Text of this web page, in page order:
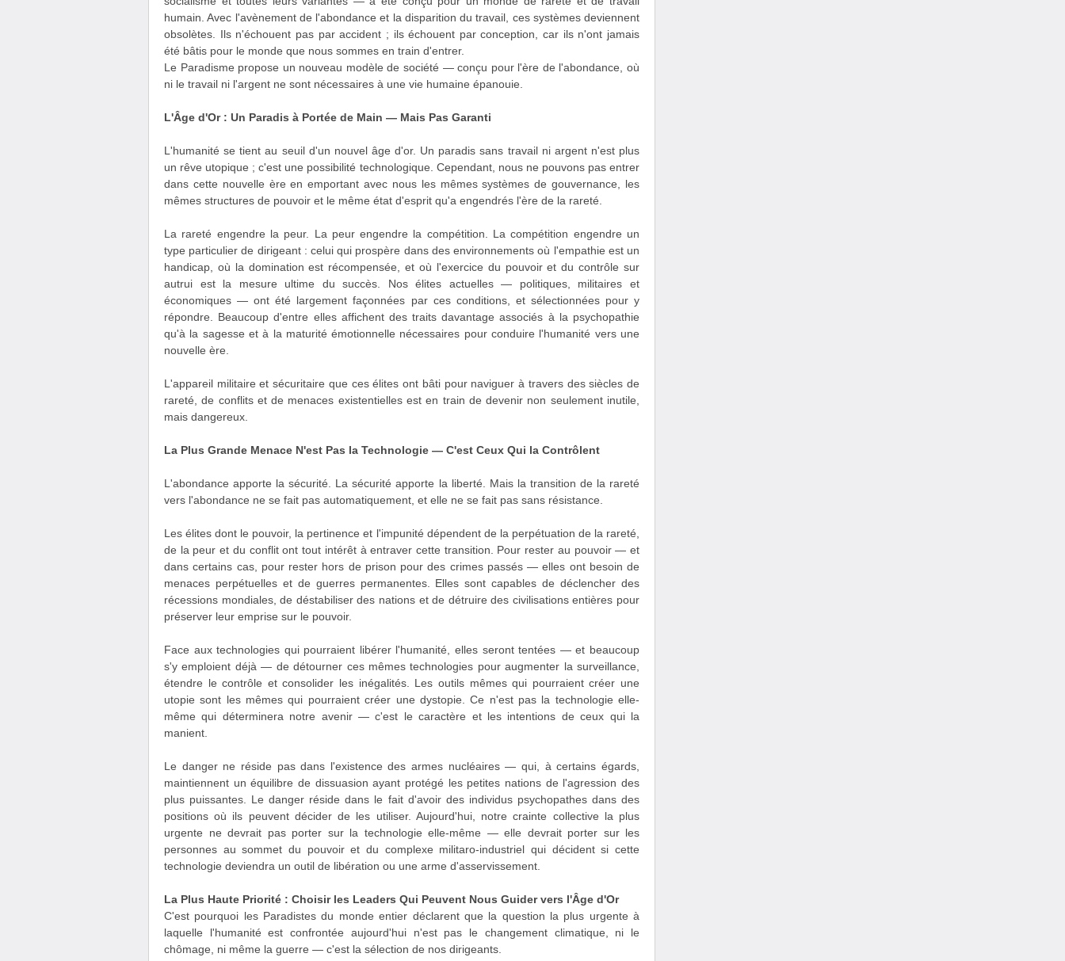
humain. Avec l'avènement de l'abondance et la disparition du travail, ces systèmes deviennent
obsolètes. Ils n'échouent pas par accident ; ils échouent par conception, car ils n'ont jamais
été bâtis pour le monde que nous sommes en train d'entrer.
Le Paradisme propose un nouveau modèle de société — conçu pour l'ère de l'abondance, où
ni le travail ni l'argent ne sont nécessaires à une vie humaine épanouie.
L'Âge d'Or : Un Paradis à Portée de Main — Mais Pas Garanti
L'humanité se tient au seuil d'un nouvel âge d'or. Un paradis sans travail ni argent n'est plus
un rêve utopique ; c'est une possibilité technologique. Cependant, nous ne pouvons pas entrer
dans cette nouvelle ère en emportant avec nous les mêmes systèmes de gouvernance, les
mêmes structures de pouvoir et le même état d'esprit qu'a engendrés l'ère de la rareté.
La rareté engendre la peur. La peur engendre la compétition. La compétition engendre un
type particulier de dirigeant : celui qui prospère dans des environnements où l'empathie est un
handicap, où la domination est récompensée, et où l'exercice du pouvoir et du contrôle sur
autrui est la mesure ultime du succès. Nos élites actuelles — politiques, militaires et
économiques — ont été largement façonnées par ces conditions, et sélectionnées pour y
répondre. Beaucoup d'entre elles affichent des traits davantage associés à la psychopathie
qu'à la sagesse et à la maturité émotionnelle nécessaires pour conduire l'humanité vers une
nouvelle ère.
L'appareil militaire et sécuritaire que ces élites ont bâti pour naviguer à travers des siècles de
rareté, de conflits et de menaces existentielles est en train de devenir non seulement inutile,
mais dangereux.
La Plus Grande Menace N'est Pas la Technologie — C'est Ceux Qui la Contrôlent
L'abondance apporte la sécurité. La sécurité apporte la liberté. Mais la transition de la rareté
vers l'abondance ne se fait pas automatiquement, et elle ne se fait pas sans résistance.
Les élites dont le pouvoir, la pertinence et l'impunité dépendent de la perpétuation de la rareté,
de la peur et du conflit ont tout intérêt à entraver cette transition. Pour rester au pouvoir — et
dans certains cas, pour rester hors de prison pour des crimes passés — elles ont besoin de
menaces perpétuelles et de guerres permanentes. Elles sont capables de déclencher des
récessions mondiales, de déstabiliser des nations et de détruire des civilisations entières pour
préserver leur emprise sur le pouvoir.
Face aux technologies qui pourraient libérer l'humanité, elles seront tentées — et beaucoup
s'y emploient déjà — de détourner ces mêmes technologies pour augmenter la surveillance,
étendre le contrôle et consolider les inégalités. Les outils mêmes qui pourraient créer une
utopie sont les mêmes qui pourraient créer une dystopie. Ce n'est pas la technologie elle-
même qui déterminera notre avenir — c'est le caractère et les intentions de ceux qui la
manient.
Le danger ne réside pas dans l'existence des armes nucléaires — qui, à certains égards,
maintiennent un équilibre de dissuasion ayant protégé les petites nations de l'agression des
plus puissantes. Le danger réside dans le fait d'avoir des individus psychopathes dans des
positions où ils peuvent décider de les utiliser. Aujourd'hui, notre crainte collective la plus
urgente ne devrait pas porter sur la technologie elle-même — elle devrait porter sur les
personnes au sommet du pouvoir et du complexe militaro-industriel qui décident si cette
technologie deviendra un outil de libération ou une arme d'asservissement.
La Plus Haute Priorité : Choisir les Leaders Qui Peuvent Nous Guider vers l'Âge d'Or
C'est pourquoi les Paradistes du monde entier déclarent que la question la plus urgente à
laquelle l'humanité est confrontée aujourd'hui n'est pas le changement climatique, ni le
chômage, ni même la guerre — c'est la sélection de nos dirigeants.